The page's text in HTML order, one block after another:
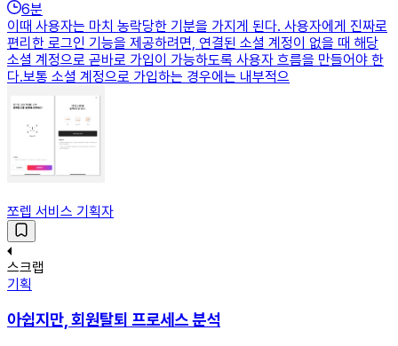
6분
이때 사용자는 마치 농락당한 기분을 가지게 된다. 사용자에게 진짜로
편리한 로그인 기능을 제공하려면, 연결된 소셜 계정이 없을 때 해당
소셜 계정으로 곧바로 가입이 가능하도록 사용자 흐름을 만들어야 한
다.보통 소셜 계정으로 가입하는 경우에는 내부적으
쪼렙 서비스 기획자
스크랩
기획
아쉽지만, 회원탈퇴 프로세스 분석